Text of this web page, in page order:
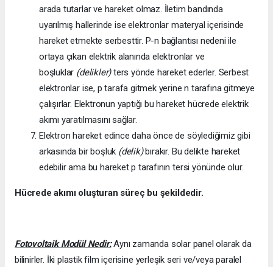
arada tutarlar ve hareket olmaz. İletim bandında
uyarılmış hallerinde ise elektronlar materyal içerisinde
hareket etmekte serbesttir. P-n bağlantısı nedeni ile
ortaya çıkan elektrik alanında elektronlar ve
boşluklar (delikler)ters yönde hareket ederler. Serbest
elektronlar ise, p tarafa gitmek yerine n tarafına gitmeye
çalışırlar. Elektronun yaptığı bu hareket hücrede elektrik
akımı yaratılmasını sağlar.
Elektron hareket edince daha önce de söylediğimiz gibi
arkasında bir boşluk (delik)bırakır. Bu delikte hareket
edebilir ama bu hareket p tarafının tersi yönünde olur.
Hücrede akımı oluşturan süreç bu şekildedir.
Fotovoltaik Modül Nedir:Aynı zamanda solar panel olarak da
bilinirler. İki plastik film içerisine yerleşik seri ve/veya paralel